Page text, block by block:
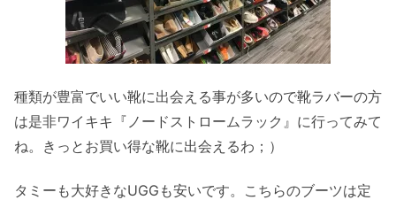
種類が豊富でいい靴に出会える事が多いので靴ラバーの方
は是非ワイキキ『ノードストロームラック』に行ってみて
ね。きっとお買い得な靴に出会えるわ；）
タミーも大好きなUGGも安いです。こちらのブーツは定